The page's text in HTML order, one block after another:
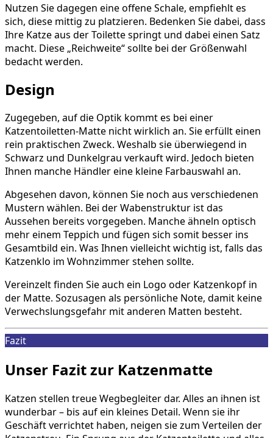
Nutzen Sie dagegen eine offene Schale, empfiehlt es
sich, diese mittig zu platzieren. Bedenken Sie dabei, dass
Ihre Katze aus der Toilette springt und dabei einen Satz
macht. Diese „Reichweite“ sollte bei der Größenwahl
bedacht werden.
Design
Zugegeben, auf die Optik kommt es bei einer
Katzentoiletten-Matte nicht wirklich an. Sie erfüllt einen
rein praktischen Zweck. Weshalb sie überwiegend in
Schwarz und Dunkelgrau verkauft wird. Jedoch bieten
Ihnen manche Händler eine kleine Farbauswahl an.
Abgesehen davon, können Sie noch aus verschiedenen
Mustern wählen. Bei der Wabenstruktur ist das
Aussehen bereits vorgegeben. Manche ähneln optisch
mehr einem Teppich und fügen sich somit besser ins
Gesamtbild ein. Was Ihnen vielleicht wichtig ist, falls das
Katzenklo im Wohnzimmer stehen sollte.
Vereinzelt finden Sie auch ein Logo oder Katzenkopf in
der Matte. Sozusagen als persönliche Note, damit keine
Verwechslungsgefahr mit anderen Matten besteht.
Fazit
Unser Fazit zur Katzenmatte
Katzen stellen treue Wegbegleiter dar. Alles an ihnen ist
wunderbar – bis auf ein kleines Detail. Wenn sie ihr
Geschäft verrichtet haben, neigen sie zum Verteilen der